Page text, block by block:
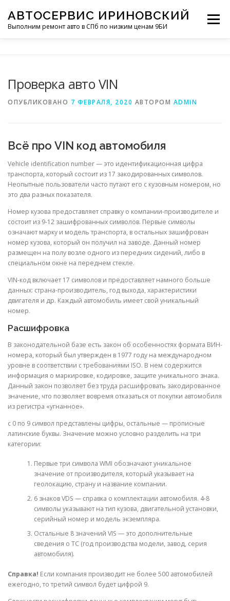
содержимому
АВТОСЕРВИС ИРИНОВСКИЙ
Выполним ремонт авто в СПб по низким ценам 9БИ
Меню
Проверка авто VIN
ОПУБЛИКОВАНО 7 ФЕВРАЛЯ, 2020 АВТОРОМ ADMIN
Всё про VIN код автомобиля
Vehicle identification number — это идентификационная цифра
транспорта, который состоит из 17 закодированных символов.
Неопытные пользователи часто путают его с кузовным номером, но
это два разных показателя.
Номер кузова предоставляет справку о компании-производителе и
состоит из 9-12 зашифрованных символов. Первые символы
означают марку и модель транспорта, в остальных зашифрован
номер кузова, который он получил на заводе. Данный номер
размещен на полу возле одного из передних сидений, либо в
специальном окне на переднем стекле.
VIN-код включает 17 символов и предоставляет намного больше
данных: страна-производитель, год выхода, характеристики
двигателя и др. Каждый автомобиль имеет свой уникальный
номер.
Расшифровка
В законодательной базе есть закон об особенностях формата ВИН-
номера, который был утвержден в 1977 году на международном
уровне в соответствии с требованиями ISO. В нем содержится
информация о маркировке, кодировке, защите уникального знака.
Данный закон позволяет без труда расшифровать закодированное
значение, что позволяет вовремя отказаться от покупки автомобиля
из регистра «угнанное».
с 0 по 9 символ представлены цифры, остальные — прописные
латинские буквы. Значение можно условно разделить на три
категории:
Первые три символа WМI обозначают уникальное
значение от производителя, который указывает на
геолокацию, страну и название компании.
6 знаков VDS — справка о комплектации автомобиля. 4-8
символы указывают на тип кузова, двигательной установки,
серийный номер и модель экземпляра.
Остальные 8 значений VIS — это дополнительные
сведения о ТС (год производства модели, завод, серия
автомобиля).
Справка! Если компания производит не более 500 автомобилей
ежегодно, то третий символ будет цифрой 9.